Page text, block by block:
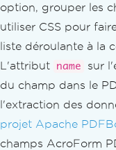
option, grouper les
utiliser CSS pour
liste déroulante à la
L'attribut
name sur
du champ dans le
l'extraction des
projet Apache
champs AcroForm